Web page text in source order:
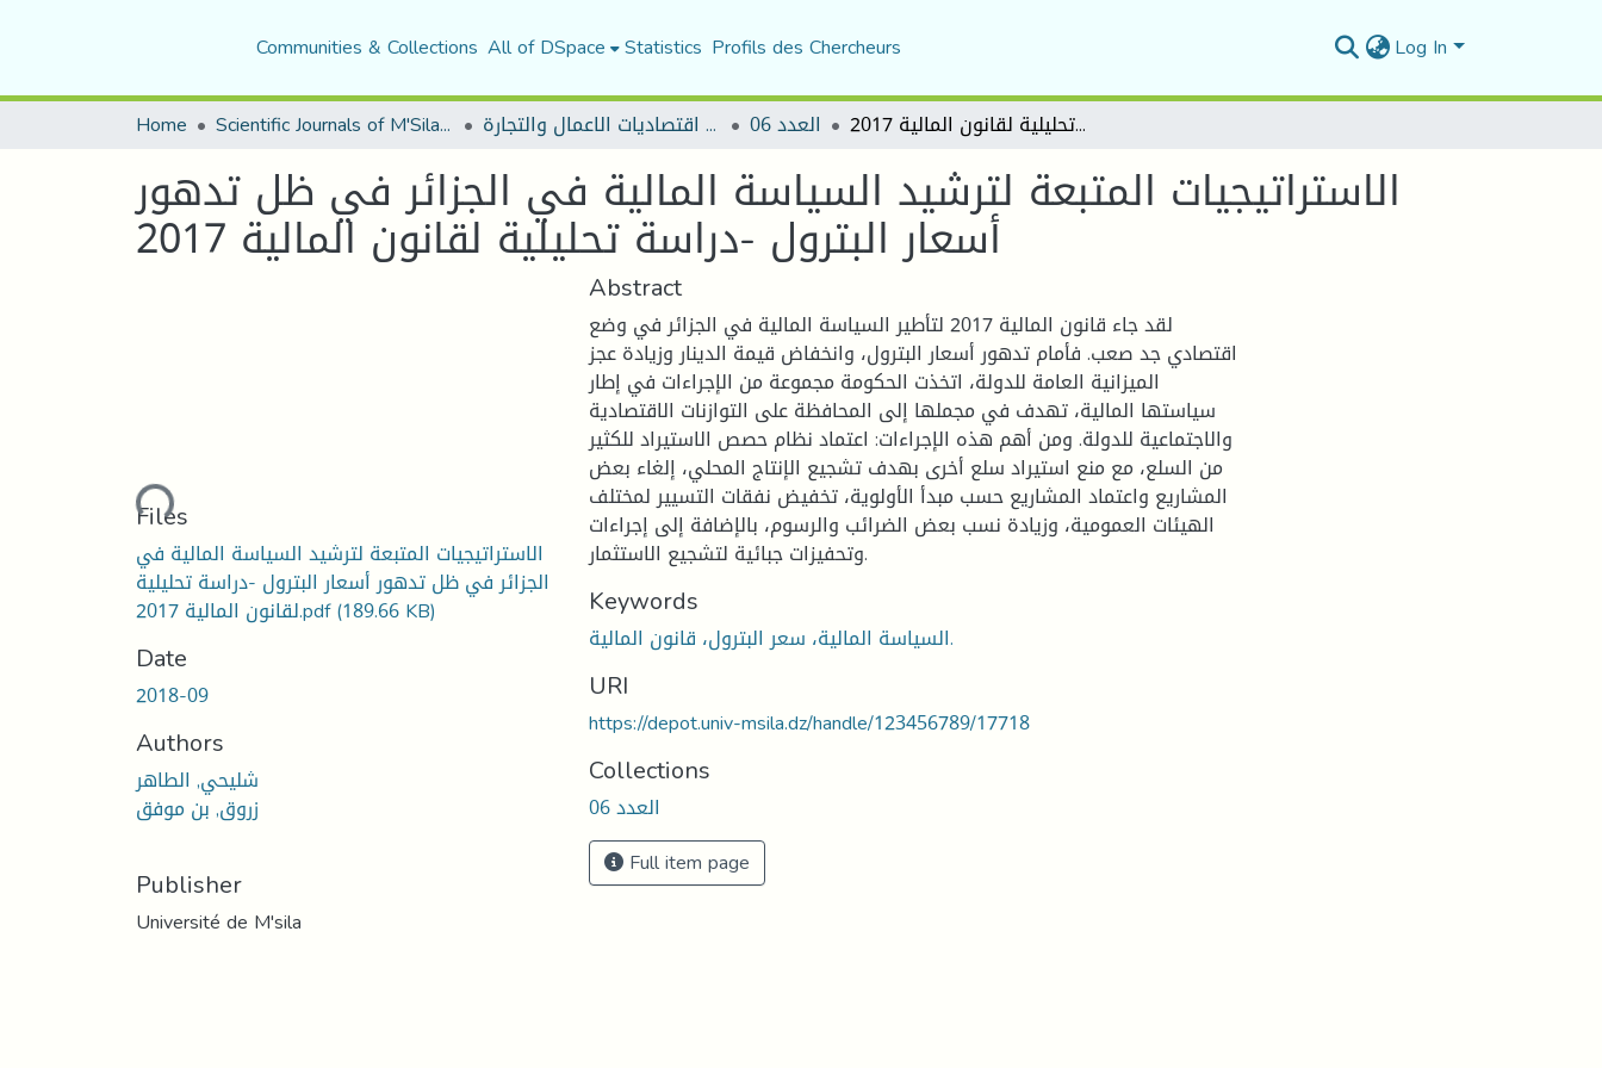
Communities & Collections All of DSpace Statistics Profils des Chercheurs Log In
Home Scientific Journals of M'Sila University مجلة اقتصاديات الاعمال والتجارة العدد 06 الاستراتيجيات المتبعة لترشيد السياسة المالية في الجزائر في ظل تدهور أسعار البترول -دراسة تحليلية لقانون المالية 2017
الاستراتيجيات المتبعة لترشيد السياسة المالية في الجزائر في ظل تدهور
أسعار البترول -دراسة تحليلية لقانون المالية 2017
Loading...
Files
الاستراتيجيات المتبعة لترشيد السياسة المالية في
الجزائر في ظل تدهور أسعار البترول -دراسة تحليلية
لقانون المالية 2017.pdf(189.66 KB)
Date
2018-09
Authors
شليحي, الطاهر
زروق, بن موفق
Publisher
Université de M'sila
Abstract
لقد جاء قانون المالية 2017 لتأطير السياسة المالية في الجزائر في وضع
اقتصادي جد صعب. فأمام تدهور أسعار البترول، وانخفاض قيمة الدينار وزيادة عجز
الميزانية العامة للدولة، اتخذت الحكومة مجموعة من الإجراءات في إطار
سياستها المالية، تهدف في مجملها إلى المحافظة على التوازنات الاقتصادية
والاجتماعية للدولة. ومن أهم هذه الإجراءات: اعتماد نظام حصص الاستيراد للكثير
من السلع، مع منع استيراد سلع أخرى بهدف تشجيع الإنتاج المحلي، إلغاء بعض
المشاريع واعتماد المشاريع حسب مبدأ الأولوية، تخفيض نفقات التسيير لمختلف
الهيئات العمومية، وزيادة نسب بعض الضرائب والرسوم، بالإضافة إلى إجراءات
وتحفيزات جبائية لتشجيع الاستثمار.
Keywords
السياسة المالية، سعر البترول، قانون المالية.
URI
https://depot.univ-msila.dz/handle/123456789/17718
Collections
العدد 06
Full item page